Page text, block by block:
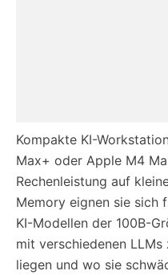
Kompakte KI-
Max+ oder Apple M4
Rechenleistung auf
Memory eignen sie sich
KI-Modellen der 100B-
mit verschiedenen
liegen und wo sie